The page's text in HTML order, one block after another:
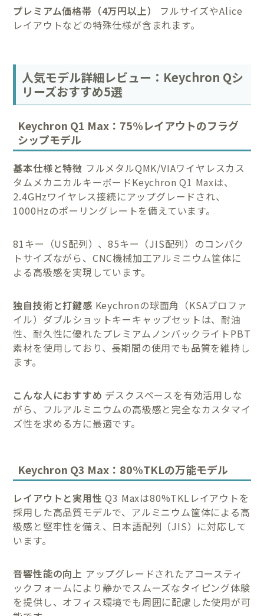
プレミアム価格帯（4万円以上）
フルサイズやAlice
レイアウトなどの特殊仕様が含まれます。
人気モデル詳細レビュー：Keychron Qシ
リーズおすすめ5選
Keychron Q1 Max：75%レイアウトのフラグ
シップモデル
基本仕様と特徴 フルメタルQMK/VIAワイヤレスカス
タムメカニカルキーボードKeychron Q1 Maxは、
2.4GHzワイヤレス接続にアップグレードされ、
1000Hzのポーリングレートを備えています。
81キー（US配列）、85キー（JIS配列）のコンパク
トサイズながら、CNC機械加工アルミニウム筐体に
よる高級感を実現しています。
独自技術と打鍵感 Keychronの球面角（KSAプロファ
イル）ダブルショットキーキャップセットは、耐油
性、耐久性に優れたプレミアムノンバックライトPBT
素材を使用しており、長期間の使用でも品質を維持し
ます。
こんな人におすすめ デスクスペースを有効活用しな
がら、フルアルミニウムの高級感と完全なカスタマイ
ズ性を求める方に最適です。
Keychron Q3 Max：80%TKLの万能モデル
レイアウトと実用性 Q3 Maxは80%TKLレイアウトを
採用した高品質モデルで、アルミニウム筐体による高
級感と堅牢性を備え、日本語配列（JIS）に対応して
います。
音響性能の向上 アップグレードされたアコースティ
ックフォームにより静かでスムーズなタイピング体験
を提供し、オフィス環境でも周囲に配慮した使用が可